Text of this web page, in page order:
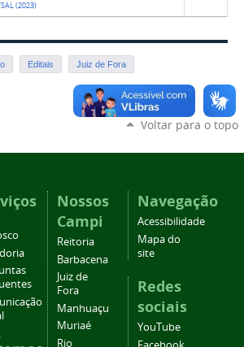
(2023)
Editais Juiz de Fora
Voltar para o topo
Nossos
Campi
Reitoria
Barbacena
Juiz de
Fora
Manhuaçu
Muriaé
Rio
Navegação
Acessibilidade
Mapa do
site
Redes
sociais
YouTube